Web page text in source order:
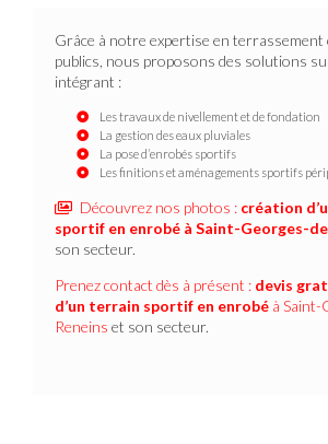
Grâce à notre expertise en
publics, nous proposons des solutions
intégrant :
Les travaux de nivellement et de fondation
La gestion des eaux pluviales
La pose d’enrobés sportifs
Les finitions et aménagements sportifs
Découvrez nos photos : création
sportif en enrobé à Saint-Georges-
son secteur.
Prenez contact dès à présent : devis
d’un terrain sportif en enrobé à Saint-
Reneins et son secteur.